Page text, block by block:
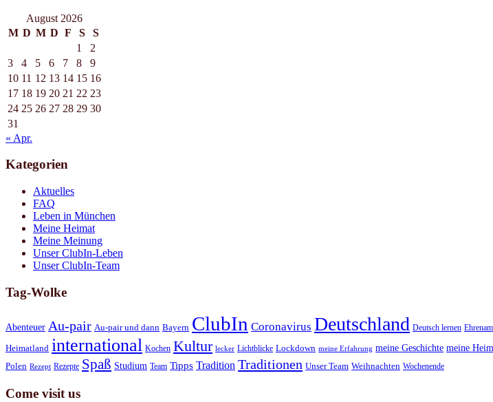
August 2026
M D M D F S
S
1
2
3
4 5 6 7 8
9
10 11 12 13 14 15 16
17 18 19 20 21 22 23
24 25 26 27 28 29 30
31
« Apr.
Kategorien
Aktuelles
FAQ
Leben in München
Meine Heimat
Meine Meinung
Unser ClubIn-Leben
Unser ClubIn-Team
Tag-Wolke
Abenteuer Au-pair Au-pair und dann Bayern ClubIn Coronavirus Deutschland Deutsch lernen
Heimatland international Kochen Kultur lecker Lichtblicke Lockdown meine Erfahrung meine Geschichte meine
Polen Rezept Rezepte Spaß Studium Team Tipps Tradition Traditionen Unser Team Weihnachten Wochenende
Come visit us